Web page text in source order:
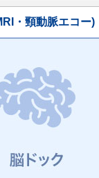
・頸動脈エコー)